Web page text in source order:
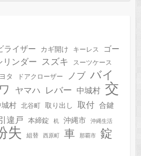
ライザー カギ開け キーレス
ゴー
リンダー スズキ
スーツケース
タ ドアクローザー ノブ バイ
ヤマハ レバー 中城村 交
村 北谷町 取り出し 取付 合鍵
違戸 本締錠 机 沖縄市 沖縄生活
失 組替 西原町 車 那覇市
錠